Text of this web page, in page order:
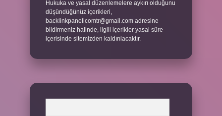
Hukuka ve yasal düzenlemelere aykırı olduğunu
düşündüğünüz içerikleri,
backlinkpanelicomtr@gmail.com adresine
bildirmeniz halinde, ilgili içerikler yasal süre
içerisinde sitemizden kaldırılacaktır.